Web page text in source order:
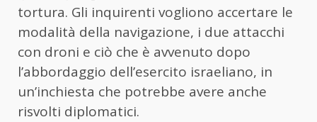
tortura. Gli inquirenti vogliono accertare le
modalità della navigazione, i due attacchi
con droni e ciò che è avvenuto dopo
l’abbordaggio dell’esercito israeliano, in
un’inchiesta che potrebbe avere anche
risvolti diplomatici.